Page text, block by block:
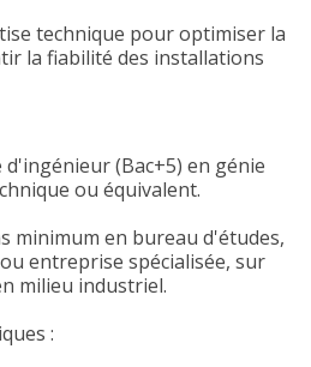
technique pour optimiser la
la fiabilité des installations
(Bac+5) en génie
ou équivalent.
minimum en bureau d'études,
entreprise spécialisée, sur
milieu industriel.
: